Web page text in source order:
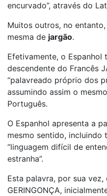
encurvado”, através do
Muitos outros, no
mesma de jargão.
Efetivamente, o Espanhol
descendente do Francês
“palavreado próprio dos
assumindo assim o
Português.
O Espanhol apresenta a
mesmo sentido, incluindo
“linguagem difícil de
estranha”.
Esta palavra, por sua
GERINGONÇA,